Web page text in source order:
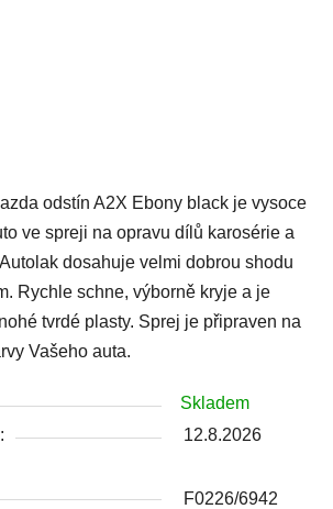
odstín A2X Ebony black je vysoce
ve spreji na opravu dílů karosérie a
dosahuje velmi dobrou shodu
Rychle schne, výborně kryje a je
tvrdé plasty. Sprej je připraven na
Vašeho auta.
Skladem
12.8.2026
F0226/6942